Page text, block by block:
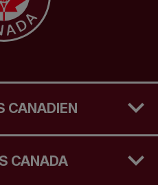
CANADIEN
CANADA